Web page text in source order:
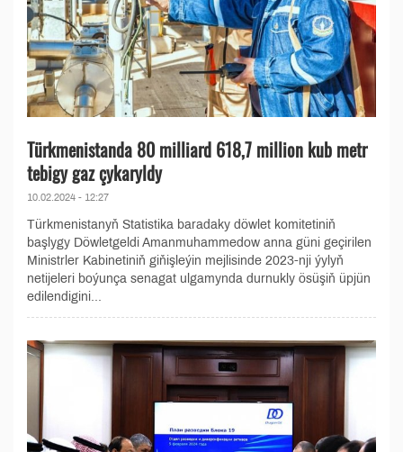
Türkmenistanda 80 milliard 618,7 million kub metr
tebigy gaz çykaryldy
10.02.2024 - 12:27
Türkmenistanyň Statistika baradaky döwlet komitetiniň
başlygy Döwletgeldi Amanmuhammedow anna güni geçirilen
Ministrler Kabinetiniň giňişleýin mejlisinde 2023-nji ýylyň
netijeleri boýunça senagat ulgamynda durnukly ösüşiň üpjün
edilendigini...